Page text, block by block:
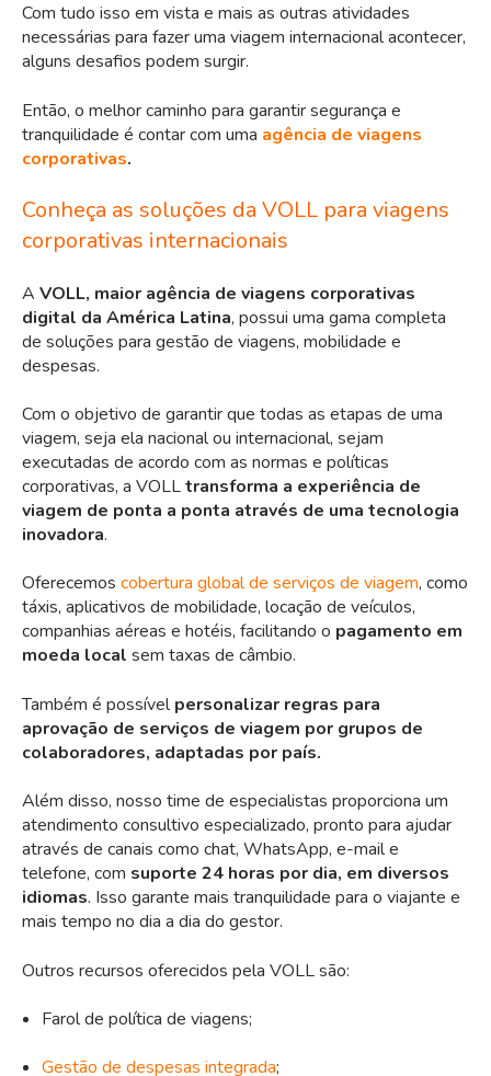
Com tudo isso em vista e mais as outras atividades
necessárias para fazer uma viagem internacional acontecer,
alguns desafios podem surgir.
Então, o melhor caminho para garantir segurança e
tranquilidade é contar com uma agência de viagens
corporativas.
Conheça as soluções da VOLL para viagens
corporativas internacionais
A VOLL, maior agência de viagens corporativas
digital da América Latina, possui uma gama completa
de soluções para gestão de viagens, mobilidade e
despesas.
Com o objetivo de garantir que todas as etapas de uma
viagem, seja ela nacional ou internacional, sejam
executadas de acordo com as normas e políticas
corporativas, a VOLLtransforma a experiência de
viagem de ponta a ponta através de uma tecnologia
inovadora.
Oferecemos cobertura global de serviços de viagem, como
táxis, aplicativos de mobilidade, locação de veículos,
companhias aéreas e hotéis, facilitando o pagamento em
moeda local sem taxas de câmbio.
Também é possívelpersonalizar regras para
aprovação de serviços de viagem por grupos de
colaboradores, adaptadas por país.
Além disso, nosso time de especialistas proporciona um
atendimento consultivo especializado, pronto para ajudar
através de canais como chat, WhatsApp, e-mail e
telefone, com suporte 24 horas por dia, em diversos
idiomas. Isso garante mais tranquilidade para o viajante e
mais tempo no dia a dia do gestor.
Outros recursos oferecidos pela VOLL são:
Farol de política de viagens;
Gestão de despesas integrada;